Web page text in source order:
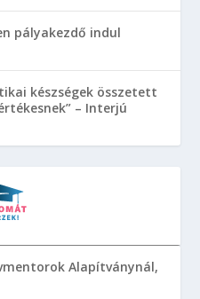
pályakezdő indul
készségek összetett
– Interjú
Alapítványnál,